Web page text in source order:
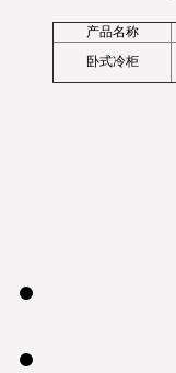
产品名称
卧式冷柜